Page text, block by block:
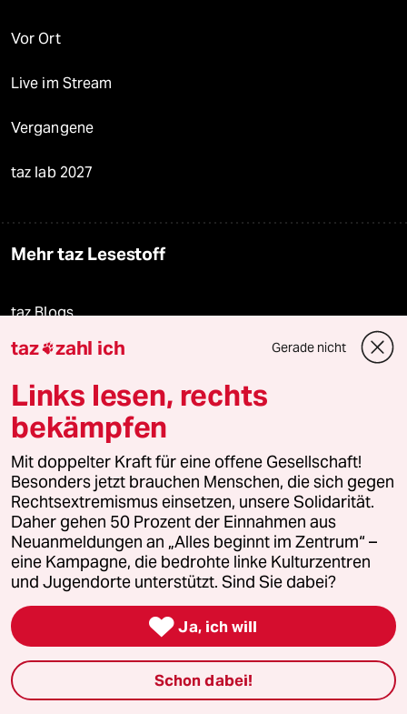
Vor Ort
Live im Stream
Vergangene
taz lab 2027
Mehr taz Lesestoff
taz Blogs
taz FUTURZWEI
Le Monde diplomatique
Mehr taz Angebote
Reisen
Kantine
Shop
taz zahl ich Gerade nicht
Links lesen, rechts
bekämpfen
Mit doppelter Kraft für eine offene Gesellschaft!
Besonders jetzt brauchen Menschen, die sich gegen
Rechtsextremismus einsetzen, unsere Solidarität.
Daher gehen 50 Prozent der Einnahmen aus
Neuanmeldungen an „Alles beginnt im Zentrum“ –
eine Kampagne, die bedrohte linke Kulturzentren
und Jugendorte unterstützt. Sind Sie dabei?
 Ja, ich will
Schon dabei!